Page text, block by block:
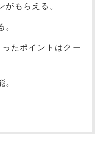
がもらえる。
。
たポイントはクー
。